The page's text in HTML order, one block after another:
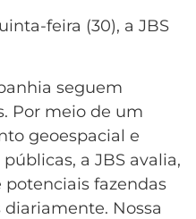
feira (30), a JBS
seguem
Por meio de um
geoespacial e
a JBS avalia,
fazendas
Nossa